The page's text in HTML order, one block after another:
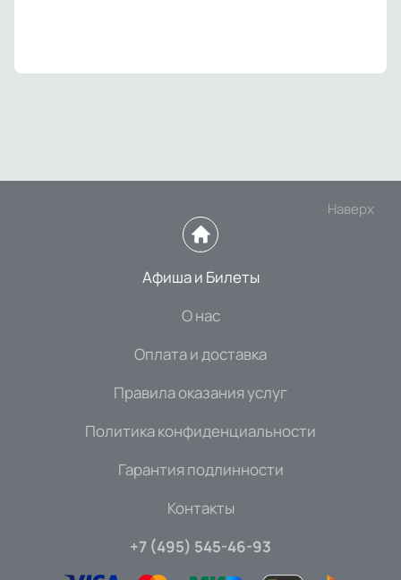
Наверх
Афиша и Билеты
О нас
Оплата и доставка
Правила оказания услуг
Политика конфиденциальности
Гарантия подлинности
Контакты
+7 (495) 545-46-93